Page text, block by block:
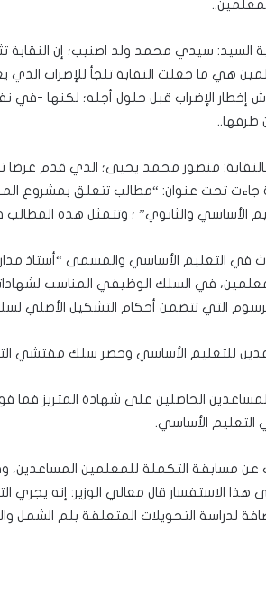
السيد: سيدي محمد ولد اصنيب؛ إن النقابة
هي ما جعلت النقابة تلجأ للإضراب الذي
إخطار الإضراب قبل حلول أجله؛ لكنها -في
طرفها..
منصور محمد يحيى؛ الذي قدم عرضا
جاءت تحت عنوان: “مطالب تتعلق بمشروع
في التعليم الأساسي والمسمى “أستاذ
الحاصلين على شهادة المتريز فما
الأساسي.
عن مسابقة التكملة للمعلمين المساعدين،
الاستفسار قال معالي الوزير: إنه يجري
لدراسة التحويلات المتعلقة بلم الشمل